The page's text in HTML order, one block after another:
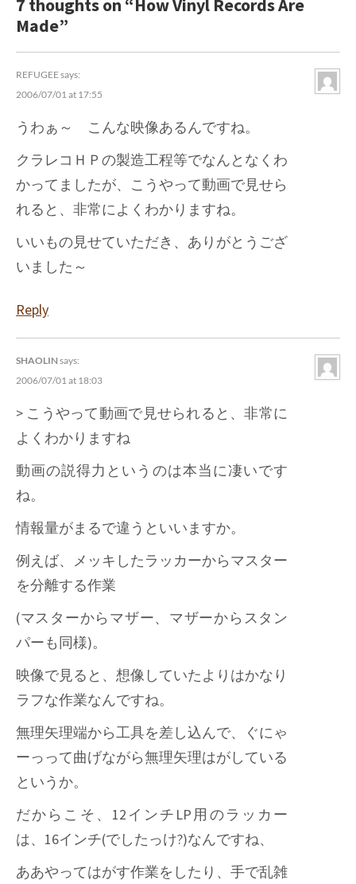
7 thoughts on “ How Vinyl Records Are
Made”
REFUGEEsays:
2006/07/01 at 17:55
うわぁ～ こんな映像あるんですね。
クラレコＨＰの製造工程等でなんとなくわ
かってましたが、こうやって動画で見せら
れると、非常によくわかりますね。
いいもの見せていただき、ありがとうござ
いました～
Reply
SHAOLINsays:
2006/07/01 at 18:03
> こうやって動画で見せられると、非常に
よくわかりますね
動画の説得力というのは本当に凄いです
ね。
情報量がまるで違うといいますか。
例えば、メッキしたラッカーからマスター
を分離する作業
(マスターからマザー、マザーからスタン
パーも同様)。
映像で見ると、想像していたよりはかなり
ラフな作業なんですね。
無理矢理端から工具を差し込んで、ぐにゃ
ーっって曲げながら無理矢理はがしている
というか。
だからこそ、12インチLP用のラッカー
は、16インチ(でしたっけ?)なんですね、
ああやってはがす作業をしたり、手で乱雑